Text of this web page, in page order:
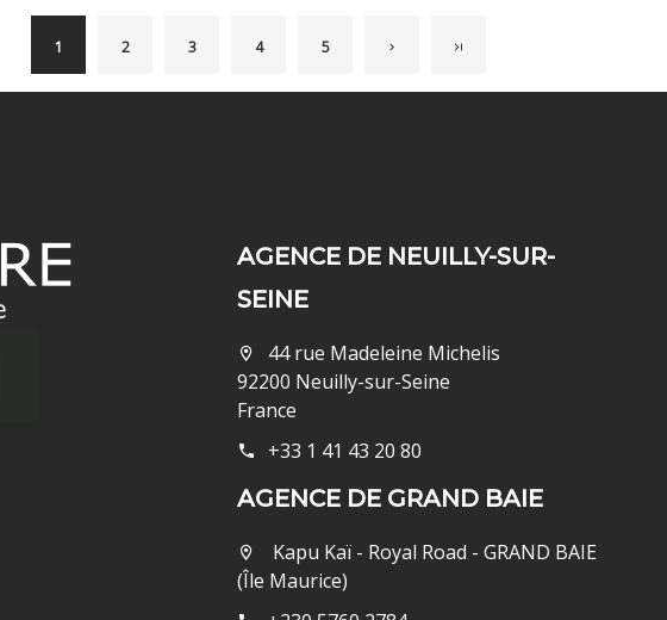
1 2 3 4 5
AGENCE DE NEUILLY-SUR-
SEINE
44 rue Madeleine Michelis
92200 Neuilly-sur-Seine
France
+33 1 41 43 20 80
AGENCE DE GRAND BAIE
Kapu Kaï - Royal Road - GRAND BAIE
(Île Maurice)